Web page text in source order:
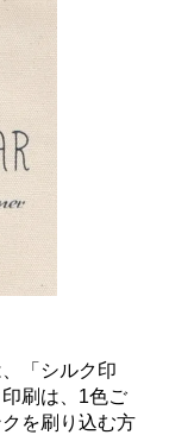
「シルク印
刷は、1色ご
を刷り込む方